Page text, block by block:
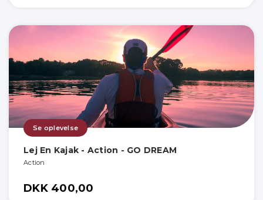
Se oplevelse
Lej En Kajak - Action - GO DREAM
Action
DKK 400,00